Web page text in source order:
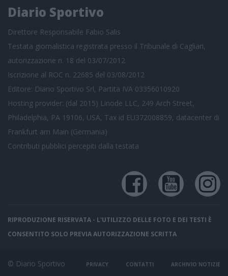
Diario Sportivo
Direttore Responsabile Fabio Salis
Testata giornalistica registrata presso il Tribunale di Cagliari,
autorizzazione n. 18 del 03/07/2012
Iscrizione al ROC n. 22685 del 03/08/2012
Editore: Diario Sportivo Srl, Partita IVA 03356010920
Hosting provider: (dal 2015) Linode LLC, 249 Arch Street,
Philadelphia, PA 19106, USA, Tax id EU372008859, datacenter di
Frankfurt am Main (Germania)
Contributi pubblici percepiti dalla testata
RIPRODUZIONE RISERVATA - L'UTILIZZO DELLE FOTO E DEI TESTI È
CONSENTITO SOLO PREVIA AUTORIZZAZIONE SCRITTA
© Diario Sportivo PRIVACY CONTATTI ARCHIVIO NOTIZIE